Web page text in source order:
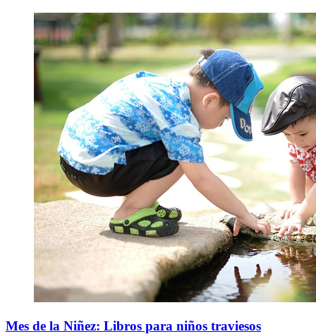
Mes de la Niñez: Libros para niños traviesos